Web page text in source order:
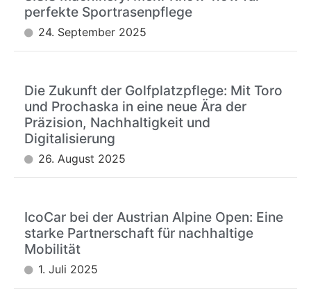
perfekte Sportrasenpflege
24. September 2025
Die Zukunft der Golfplatzpflege: Mit Toro
und Prochaska in eine neue Ära der
Präzision, Nachhaltigkeit und
Digitalisierung
26. August 2025
IcoCar bei der Austrian Alpine Open: Eine
starke Partnerschaft für nachhaltige
Mobilität
1. Juli 2025